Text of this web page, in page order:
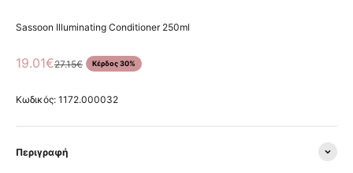
Sassoon Illuminating Conditioner 250ml
Τιμή πώλησης
19.01€Κανονική τιμή
27.15€ Κέρδος 30%
Κωδικός: 1172.000032
Περιγραφή